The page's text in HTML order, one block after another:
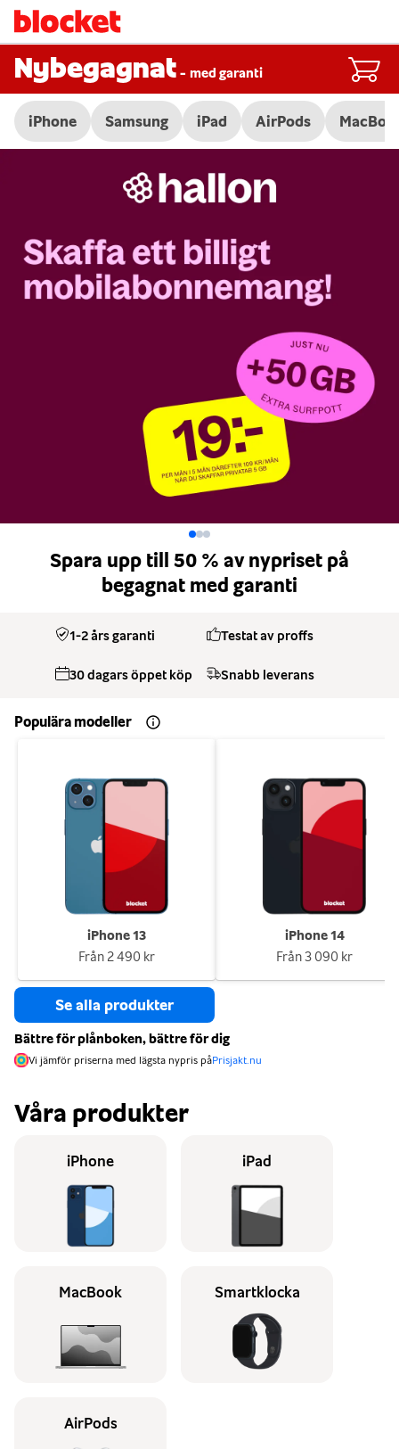
Nybegagnat - med garanti
iPhone Samsung iPad AirPods
Spara upp till 50 % av nypriset på
begagnat med garanti
1-2 års garanti Testat av proffs
30 dagars öppet köp Snabb leverans
Populära modeller
iPhone 13
Från 2 490 kr
iPhone 14
Från3 090 kr
Se alla produkter
Bättre för plånboken, bättre för dig
Vi jämför priserna med lägsta nypris påPrisjakt.nu
Våra produkter
iPhone iPad
MacBook Smartklocka
AirPods